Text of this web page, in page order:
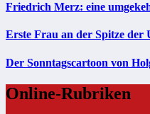
Friedrich Merz: eine
Erste Frau an der Spitze der
Der Sonntagscartoon von
Online-Rubriken